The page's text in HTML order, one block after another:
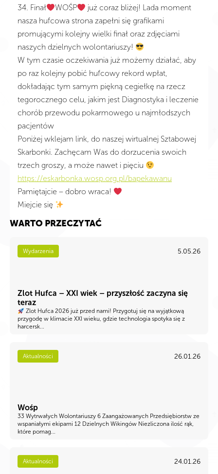
34. Finał
WOŚP
już coraz bliżej! Lada moment
nasza hufcowa strona zapełni się grafikami
promującymi kolejny wielki finał oraz zdjęciami
naszych dzielnych wolontariuszy!
W tym czasie oczekiwania już możemy działać, aby
po raz kolejny pobić hufcowy rekord wpłat,
dokładając tym samym piękną cegiełkę na rzecz
tegorocznego celu, jakim jest Diagnostyka i leczenie
chorób przewodu pokarmowego u najmłodszych
pacjentów
Poniżej wklejam link, do naszej wirtualnej Sztabowej
Skarbonki. Zachęcam Was do dorzucenia swoich
trzech groszy, a może nawet i pięciu
https://eskarbonka.wosp.org.pl/bapekawanu
Pamiętajcie – dobro wraca!
Miejcie się
WARTO PRZECZYTAĆ
Wydarzenia 5.05.26
Zlot Hufca – XXI wiek – przyszłość zaczyna się
teraz
Zlot Hufca 2026 już przed nami! Przygotuj się na wyjątkową
przygodę w klimacie XXI wieku, gdzie technologia spotyka się z
harcersk...
Aktualności 26.01.26
Wośp
33 Wytrwałych Wolontariuszy 6 Zaangażowanych Przedsiębiorstw ze
wspaniałymi ekipami 12 Dzielnych Wikingów Niezliczona ilość rąk,
które pomag...
Aktualności 24.01.26